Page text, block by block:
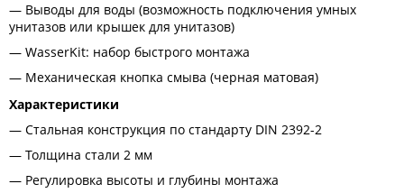
Выводы для воды (возможность подключения умных
унитазов или крышек для унитазов)
WasserKit: набор быстрого монтажа
Механическая кнопка смыва (черная матовая)
Характеристики
Стальная конструкция по стандарту DIN 2392-2
Толщина стали 2 мм
Регулировка высоты и глубины монтажа